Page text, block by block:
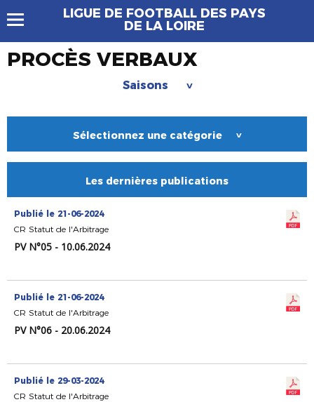
LIGUE DE FOOTBALL DES PAYS
DE LA LOIRE
PROCÈS VERBAUX
Saisons >
Sélectionnez une catégorie >
Les dernières publications
Publié le 21-06-2024
CR Statut de l'Arbitrage
PV N°05 - 10.06.2024
Publié le 21-06-2024
CR Statut de l'Arbitrage
PV N°06 - 20.06.2024
Publié le 29-03-2024
CR Statut de l'Arbitrage